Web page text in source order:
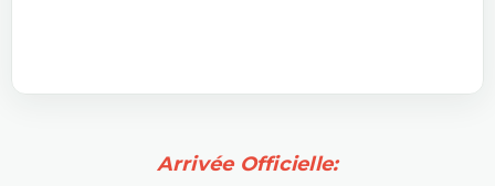
Arrivée Officielle: